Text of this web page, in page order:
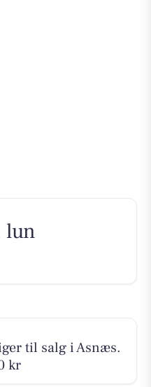
lun
til salg i Asnæs.
kr